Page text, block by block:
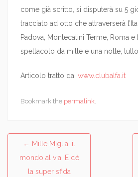
come già scritto, si disputerà su 5
tracciato ad otto che attraverserà
Padova, Montecatini Terme, Roma
spettacolo da mille e una notte,
Articolo tratto da: www.clubalfa.it
Bookmark the permalink
Post navigation
← Mille Miglia, il
mondo al via. E c’è
la super sfida